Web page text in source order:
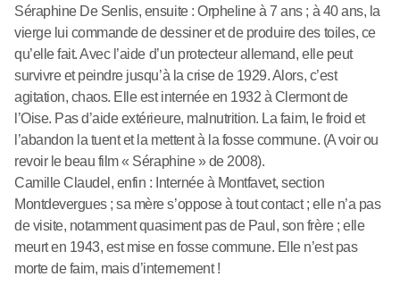
Séraphine De Senlis, ensuite : Orpheline à 7 ans ; à 40 ans, la
vierge lui commande de dessiner et de produire des toiles, ce
qu’elle fait. Avec l’aide d’un protecteur allemand, elle peut
survivre et peindre jusqu’à la crise de 1929. Alors, c’est
agitation, chaos. Elle est internée en 1932 à Clermont de
l’Oise. Pas d’aide extérieure, malnutrition. La faim, le froid et
l’abandon la tuent et la mettent à la fosse commune. (A voir ou
revoir le beau film « Séraphine » de 2008).
Camille Claudel, enfin : Internée à Montfavet, section
Montdevergues ; sa mère s’oppose à tout contact ; elle n’a pas
de visite, notamment quasiment pas de Paul, son frère ; elle
meurt en 1943, est mise en fosse commune. Elle n’est pas
morte de faim, mais d’internement !